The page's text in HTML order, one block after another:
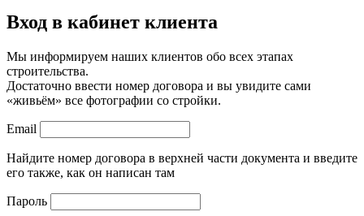
Вход в кабинет клиента
Мы информируем наших клиентов обо всех этапах
строительства.
Достаточно ввести номер договора и вы увидите сами
«живьём» все фотографии со стройки.
Email
Найдите номер договора в верхней части документа и введите
его также, как он написан там
Пароль